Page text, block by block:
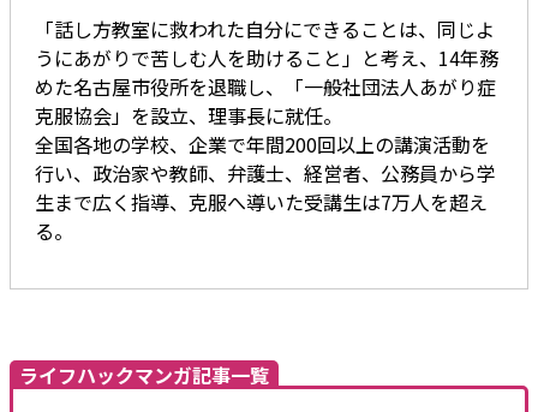
「話し方教室に救われた自分にできることは、同じよ
うにあがりで苦しむ人を助けること」と考え、14年務
めた名古屋市役所を退職し、「一般社団法人あがり症
克服協会」を設立、理事長に就任。
全国各地の学校、企業で年間200回以上の講演活動を
行い、政治家や教師、弁護士、経営者、公務員から学
生まで広く指導、克服へ導いた受講生は7万人を超え
る。
ライフハックマンガ記事一覧